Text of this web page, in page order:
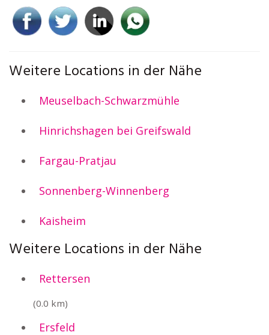
Weitere Locations in der Nähe
Meuselbach-Schwarzmühle
Hinrichshagen bei Greifswald
Fargau-Pratjau
Sonnenberg-Winnenberg
Kaisheim
Weitere Locations in der Nähe
Rettersen
(0.0 km)
Ersfeld